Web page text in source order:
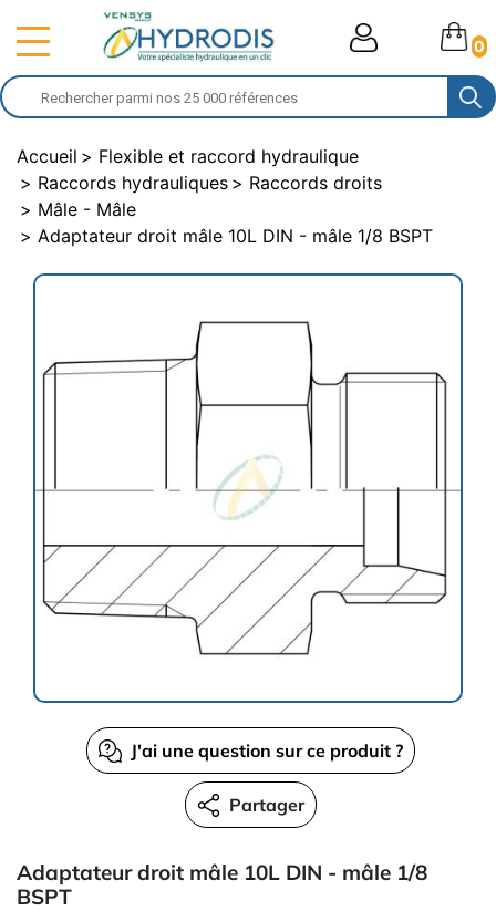
0
Accueil
Flexible et raccord hydraulique
Raccords hydrauliques
Raccords droits
Mâle - Mâle
Adaptateur droit mâle 10L DIN - mâle 1/8 BSPT
J'ai une question sur ce produit ?
Partager
Adaptateur droit mâle 10L DIN - mâle 1/8
BSPT